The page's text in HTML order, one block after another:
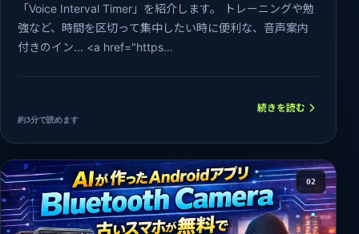
「Voice Interval Timer」を紹介します。 トレーニングや勉
強など、時間を区切って集中したい時に便利な、音声案内
付きのイン... <a href="https…
約3分で読めます
続きを読む
02